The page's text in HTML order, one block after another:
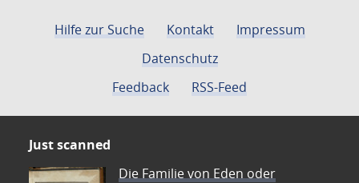
Hilfe zur Suche Kontakt
Impressum
Datenschutz
Feedback
RSS-Feed
Just scanned
Die Familie von Eden oder